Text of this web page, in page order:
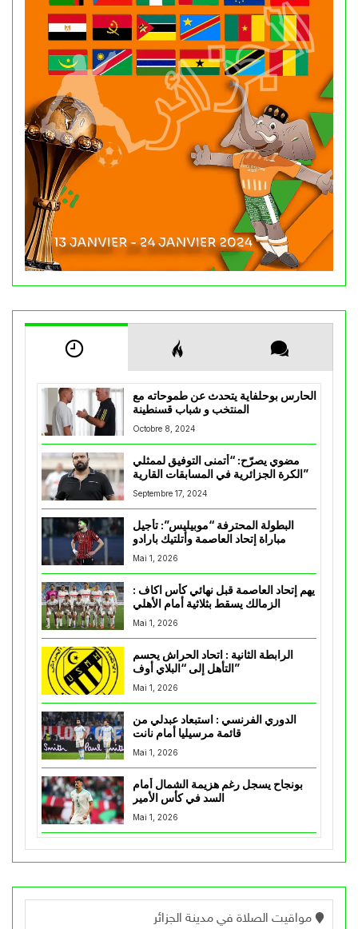
الحارس بوحلفاية يتحدث عن طموحاته مع
المنتخب و شباب قسنطينة
Octobre 8, 2024
مضوي يصرّح: “أتمنى التوفيق لممثلي
الكرة الجزائرية في المسابقات القارية”
Septembre 17, 2024
البطولة المحترفة “موبيليس”: تأجيل
مباراة إتحاد العاصمة وأتلتيك بارادو
Mai 1, 2026
يهم إتحاد العاصمة قبل نهائي كأس اكاف :
Mai 1, 2026
الرابطة الثانية : اتحاد الحراش يحسم
التأهل إلى “البلاي أوف”
Mai 1, 2026
الدوري الفرنسي : استبعاد عبدلي من
قائمة مرسيليا أمام نانت
Mai 1, 2026
بونجاح يسجل رغم هزيمة الشمال أمام
السد في كأس الأمير
Mai 1, 2026